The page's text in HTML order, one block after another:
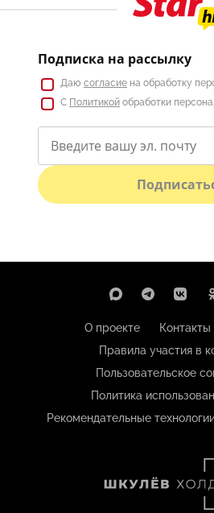
Подписка на рассылку
Даю согласие на обработку
С Политикой обработки
О проекте Контакты
Правила участия в
Пользовательское
Политика
Рекомендательные